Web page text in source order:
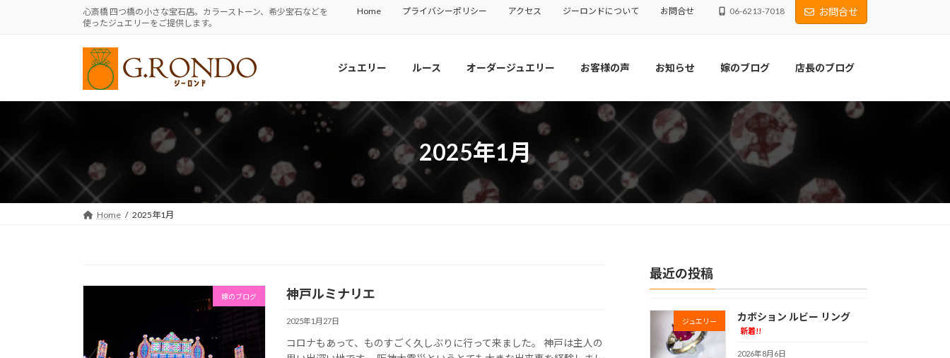
ッ
プ
移
動
心斎橋 四つ橋の小さな宝石店。カラーストーン、希少宝石などを
使ったジュエリーをご提供します。
Home プライバシーポリシー アクセス ジーロンドについて お問合せ 06-6213-7018 お問合せ
ジュエリー ルース オーダージュエリー お客様の声 お知らせ 嫁のブログ 店長のブログ
2025年1月
Home 2025年1月
嫁のブログ 神戸ルミナリエ
2025年1月27日
コロナもあって、ものすごく久しぶりに行って来ました。 神戸は主人の
最近の投稿
ジュエリー カボション ルビー リング
新着!!
2026年8月6日